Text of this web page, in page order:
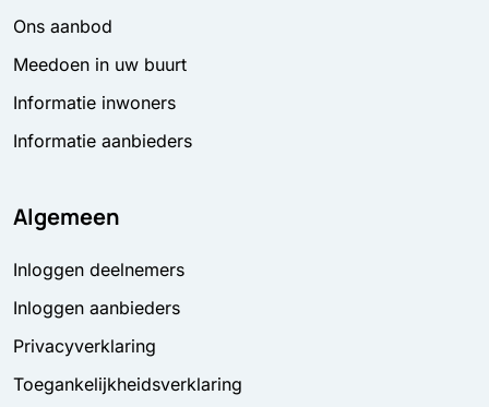
Ons aanbod
Meedoen in uw buurt
Informatie inwoners
Informatie aanbieders
Algemeen
Inloggen deelnemers
Inloggen aanbieders
Privacyverklaring
Toegankelijkheidsverklaring